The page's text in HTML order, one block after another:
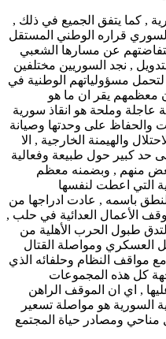
, كما يتفق الجميع في ذلك ,
قراره الوطني المستقل
عن مسارها الشعبي
, نجد السوريين مختلفين
لتحمل مسؤولياتهم الوطنية في
معظمهم يقر ان ما هو
وملحة هو انقاذ سورية
والحفاظ على وحدتها وصيانة
والهيمنة الخارجية , الا
حد كبير حول طبيعة وفعالية
منهم , وبضمنه معظم
التي اعطت لنفسها
باسمه , عادت ادراجها من
لوقف الأعمال العدائية في حلب ,
طبول الحرب الأهلية من
العسكري ومواصلة القتال
مواقف النظام وحلفائه الذي
كل هذه المجموعات
, اي ان الموقف الراهن
السورية هو مواصلة تسعير
مناحي ومصادر حياة المجتمع